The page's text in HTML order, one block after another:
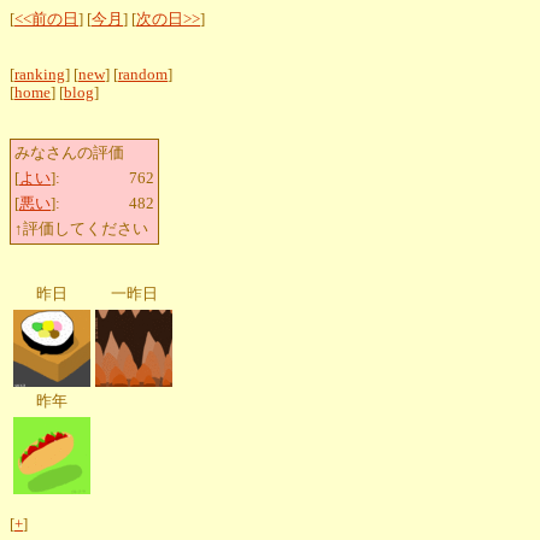
[<<前の日 ] [今月 ] [次の日>>]
[ranking] [new] [random]
[home] [blog]
みなさんの評価
[よい]:
762
[悪い]:
482
↑評価してください
昨日 一昨日
昨年
[+]